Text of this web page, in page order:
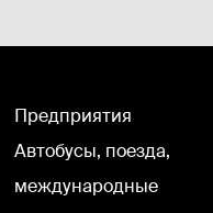
Предприятия
Автобусы, поезда,
международные